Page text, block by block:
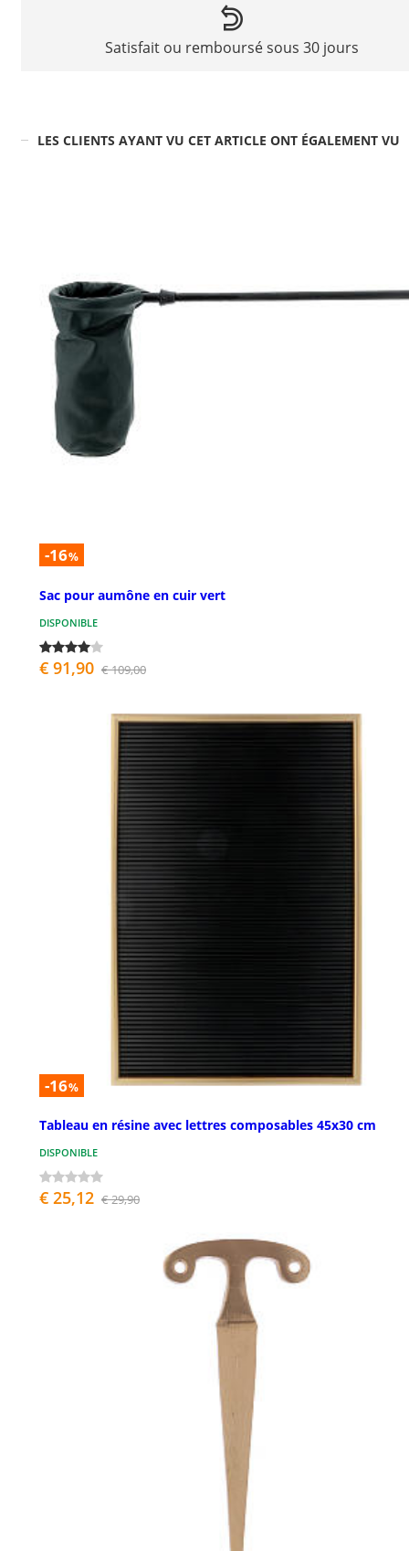
Satisfait ou remboursé sous 30 jours
LES CLIENTS AYANT VU CET ARTICLE ONT ÉGALEMENT VU
-16%
Sac pour aumône en cuir vert
DISPONIBLE
€ 91,90 € 109,00
-16%
Tableau en résine avec lettres composables 45x30 cm
DISPONIBLE
€ 25,12 € 29,90